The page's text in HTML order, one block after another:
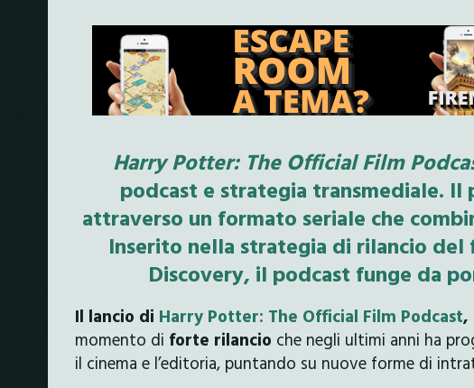
Harry Potter: The Official Film
podcast e strategia transmediale.
attraverso un formato seriale che
Inserito nella strategia di rilancio del
Discovery, il podcast funge da
Il lancio di Harry Potter: The Official Film Podcast,
momento di forte rilancio che negli ultimi anni ha
il cinema e l’editoria, puntando su nuove forme di